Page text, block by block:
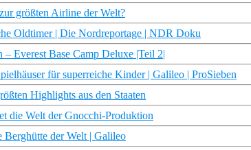
größten Airline der Welt?
Oldtimer | Die Nordreportage | NDR Doku
Everest Base Camp Deluxe |Teil 2|
für superreiche Kinder | Galileo | ProSieben
Highlights aus den Staaten
die Welt der Gnocchi-Produktion
Berghütte der Welt | Galileo